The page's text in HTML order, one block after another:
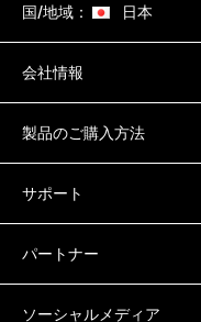
国/地域： 日本
会社情報
製品のご購入方法
サポート
パートナー
ソーシャルメディア